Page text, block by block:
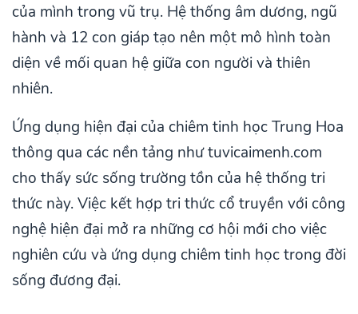
của mình trong vũ trụ. Hệ thống âm dương, ngũ
hành và 12 con giáp tạo nên một mô hình toàn
diện về mối quan hệ giữa con người và thiên
nhiên.
Ứng dụng hiện đại của chiêm tinh học Trung Hoa
thông qua các nền tảng như tuvicaimenh.com
cho thấy sức sống trường tồn của hệ thống tri
thức này. Việc kết hợp tri thức cổ truyền với công
nghệ hiện đại mở ra những cơ hội mới cho việc
nghiên cứu và ứng dụng chiêm tinh học trong đời
sống đương đại.